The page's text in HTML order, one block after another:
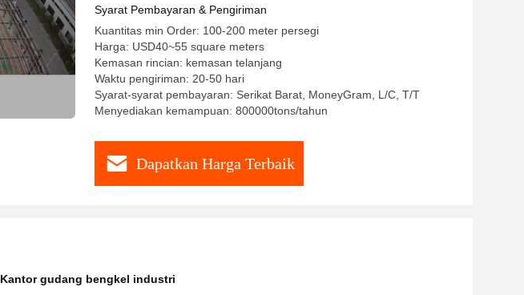
Syarat Pembayaran & Pengiriman
Kuantitas min Order: 100-200 meter persegi
Harga: USD40~55 square meters
Kemasan rincian: kemasan telanjang
Waktu pengiriman: 20-50 hari
Syarat-syarat pembayaran: Serikat Barat, MoneyGram, L/C, T/T
Menyediakan kemampuan: 800000tons/tahun
Dapatkan Harga Terbaik
Kantor gudang bengkel industri